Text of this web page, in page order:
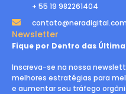
+ 55 19 982261404
Newsletter
Fique por Dentro das
Inscreva-se na nossa
melhores estratégias para
e aumentar seu tráfego